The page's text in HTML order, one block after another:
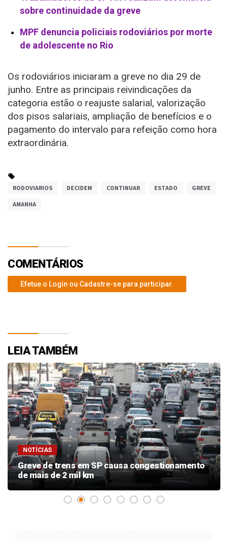
sobre continuidade da greve
MPF denuncia policiais rodoviários por morte
de adolescente no Rio
Os rodoviários iniciaram a greve no dia 29 de
junho. Entre as principais reivindicações da
categoria estão o reajuste salarial, valorização
dos pisos salariais, ampliação de benefícios e o
pagamento do intervalo para refeição como hora
extraordinária.
RODOVIARIOS DECIDEM CONTINUAR ESTADO GREVE
AMANHA
COMENTÁRIOS
Efetue o Login ou Cadastre-se para participar.
LEIA TAMBÉM
NOTÍCIAS
Greve de trens em SP causa congestionamento
de mais de 2 mil km